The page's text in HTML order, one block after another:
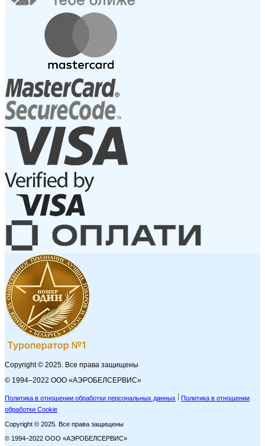
Copyright © 2025. Все права защищены
© 1994–2022 ООО «АЭРОБЕЛСЕРВИС»
Политика в отношении обработки персональных данных
Политика в отношении
обработки Cookie
Copyright © 2025. Все права защищены
© 1994–2022 ООО «АЭРОБЕЛСЕРВИС»